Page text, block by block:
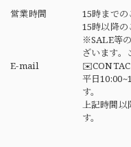
営業時間
15時までの
15時以降の
※SALE等
ざいます。
E-mail
平日
す。
上記時間以
す。